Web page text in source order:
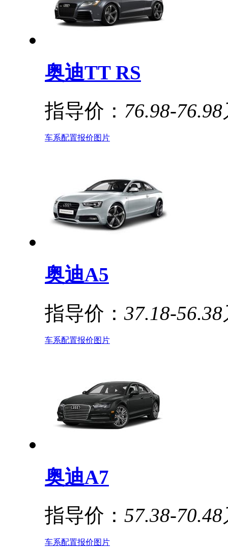
奥迪TT RS
指导价： 76.98-
车系配置报价图片
奥迪A5
指导价： 37.18-56.38
车系配置报价图片
奥迪A7
指导价： 57.38-70.48
车系配置报价图片